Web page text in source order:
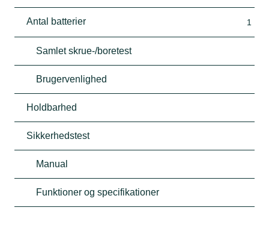
Antal batterier 1
Samlet skrue-/boretest
Brugervenlighed
Holdbarhed
Sikkerhedstest
Manual
Funktioner og specifikationer